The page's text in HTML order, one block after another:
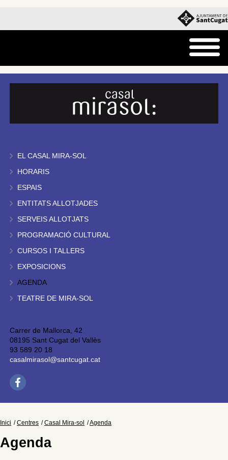
EL CASAL MIRA-SOL
HORARIS
ESPAIS
ENTITATS ALLOTJADES
SERVEIS ALLOTJATS
PROGRAMACIÓ CULTURAL
CURSOS I TALLERS
EXPOSICIONS
AGENDA
TEATRE DE MIRA-SOL
Carrer de Mallorca, 42
08195 Sant Cugat del Vallès
93 589 20 18
casalmirasol@santcugat.cat
Inici Centres Casal Mira-sol Agenda
Agenda